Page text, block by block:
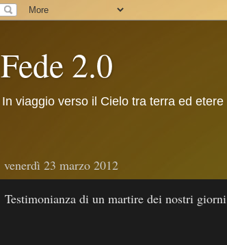
Fede 2.0
In viaggio verso il Cielo tra terra ed etere
venerdì 23 marzo 2012
Testimonianza di un martire dei nostri giorni